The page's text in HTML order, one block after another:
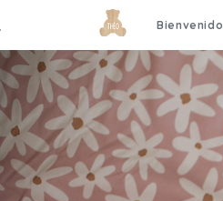
Bienvenido